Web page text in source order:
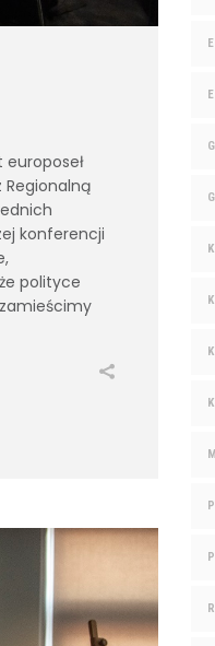
Regionalną
konferencji
polityce